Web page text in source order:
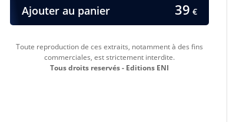
Ajouter au panier 39 €
Toute reproduction de ces extraits, notamment à des fins
commerciales, est strictement interdite.
Tous droits reservés - Editions ENI